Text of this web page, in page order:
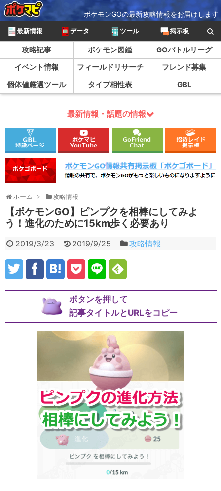
ポケモンGOの最新攻略情報をお届けします
最新情報 データ ツール 掲示板
攻略記事 ポケモン図鑑
GOバトルリーグ
イベント情報
フィールドリサーチ
フレンド募集
個体値厳選ツール
タイプ相性表 GBL
最新情報・話題の情報
ホーム 攻略情報
【ポケモンGO】ピンプクを相棒にしてみよ
う！進化のために15km歩く必要あり
2019/3/23 2019/9/25 攻略情報
ボタンを押して
記事タイトルとURLをコピー